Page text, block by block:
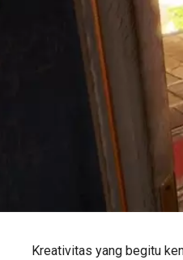
Kreativitas yang begitu